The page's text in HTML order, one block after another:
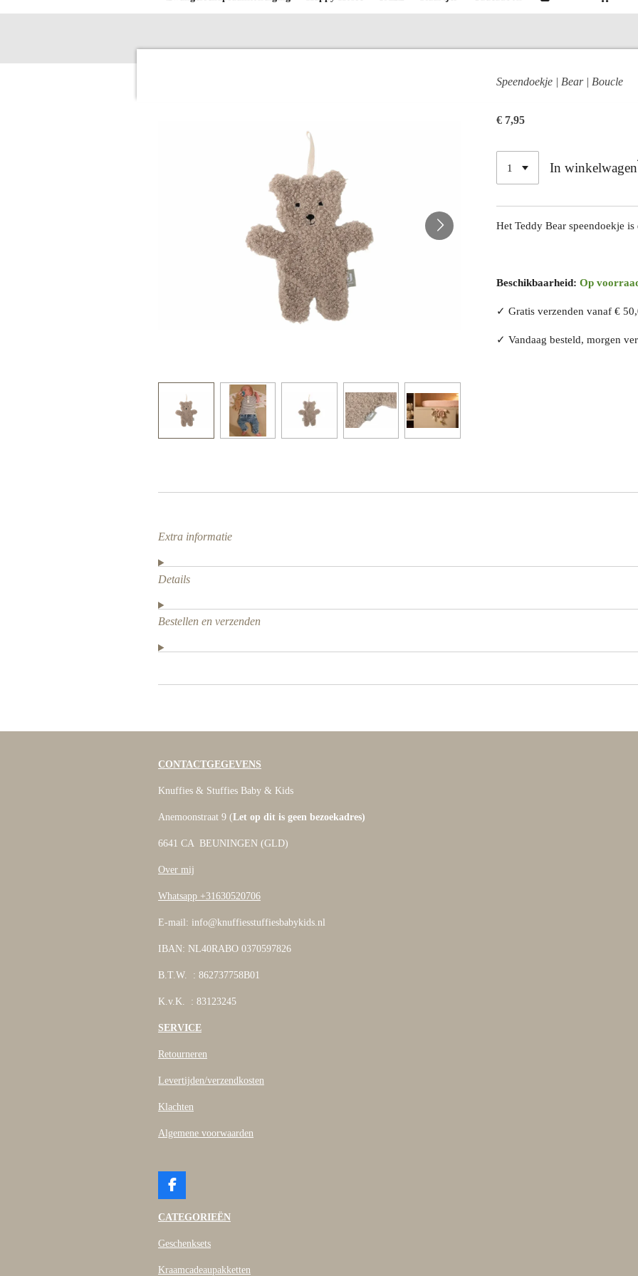
Speendoekje | Bear | Boucle
€ 7,95
In winkelwagen
Het Teddy Bear speendoekje
Beschikbaarheid: Op
✓ Gratis verzenden vanaf €
✓ Vandaag besteld, morgen
Extra informatie
Details
Bestellen en verzenden
CONTACTGEGEVENS
Knuffies & Stuffies Baby & Kids
Anemoonstraat 9 (Let op dit is geen bezoekadres)
6641 CA BEUNINGEN (GLD)
Over mij
Whatsapp +31630520706
E-mail: info@knuffiesstuffiesbabykids.nl
IBAN: NL40RABO 0370597826
B.T.W. : 862737758B01
K.v.K. : 83123245
SERVICE
Retourneren
Levertijden/verzendkosten
Klachten
Algemene voorwaarden
F
c
b
o
CATEGORIEËN
Geschenksets
Kraamcadeaupakketten